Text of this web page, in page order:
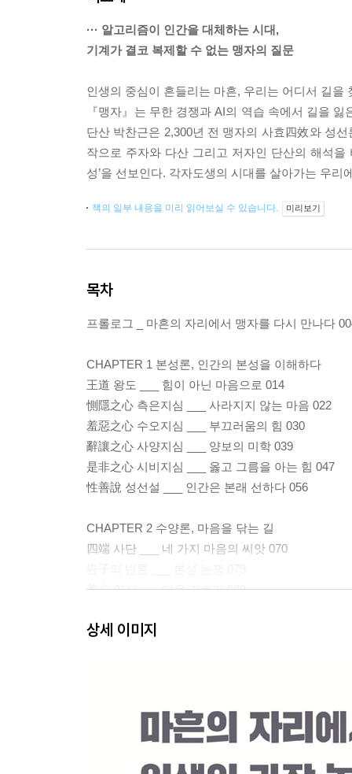
··· 알고리즘이 인간을 대체하는 시대,
기계가 결코 복제할 수 없는 맹자의 질문
인생의 중심이 흔들리는 마흔, 우리는 어디서 길을
『맹자』는 무한 경쟁과 AI의 역습 속에서 길을
단산 박찬근은 2,300년 전 맹자의 사효四效와 성
작으로 주자와 다산 그리고 저자인 단산의 해석을
성’을 선보인다. 각자도생의 시대를 살아가는 우
책의 일부 내용을 미리 읽어보실 수 있습니다. 미리보기
목차
프롤로그 _ 마흔의 자리에서 맹자를 다시 만나다
CHAPTER 1 본성론, 인간의 본성을 이해하다
王道 왕도 ___ 힘이 아닌 마음으로 014
惻隱之心 측은지심 ___ 사라지지 않는 마음 022
羞惡之心 수오지심 ___ 부끄러움의 힘 030
辭讓之心 사양지심 ___ 양보의 미학 039
是非之心 시비지심 ___ 옳고 그름을 아는 힘 047
性善說 성선설 ___ 인간은 본래 선하다 056
CHAPTER 2 수양론, 마음을 닦는 길
四端 사단 ___ 네 가지 마음의 씨앗 070
養心 양심 ___ 마음 기르기 089
浩然之氣 호연지기 ___ 크고 굳센 기운 108
王道政治 왕도정치 ___ 백성이 먼저다 134
恒産恒心 항산항심 ___ 생업과 마음 145
상세 이미지